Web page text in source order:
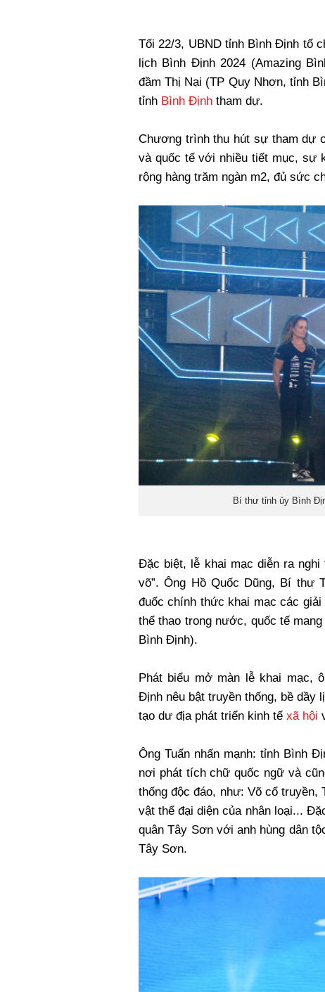
Tối 22/3, UBND tỉnh Bình Định tổ
lịch Bình Định 2024 (Amazing
đầm Thị Nại (TP Quy Nhơn, tỉnh
tỉnh Bình Định tham dự.
Chương trình thu hút sự tham dự
và quốc tế với nhiều tiết mục, sự
rộng hàng trăm ngàn m2, đủ sức
Bí thư tỉnh ủy Bình
Đặc biệt, lễ khai mạc diễn ra
võ”. Ông Hồ Quốc Dũng, Bí thư
đuốc chính thức khai mạc các
thể thao trong nước, quốc tế
Bình Định).
Phát biểu mở màn lễ khai mạc,
Định nêu bật truyền thống, bề dầy
tạo dư địa phát triển kinh tế xã hội
Ông Tuấn nhấn mạnh: tỉnh Bình
nơi phát tích chữ quốc ngữ và
thống độc đáo, như: Võ cổ truyền,
vật thể đại diện của nhân loại...
quân Tây Sơn với anh hùng dân
Tây Sơn.